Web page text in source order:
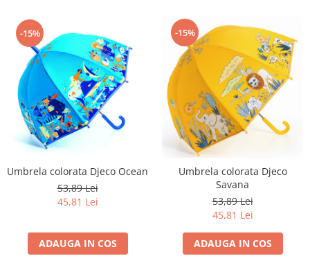
-15%
Umbrela colorata Djeco Ocean
53,89 Lei
45,81 Lei
ADAUGA IN COS
-15%
Umbrela colorata Djeco
Savana
53,89 Lei
45,81 Lei
ADAUGA IN COS